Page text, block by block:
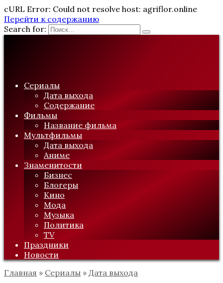
cURL Error: Could not resolve host: agriflor.online
Перейти к содержанию
Search for:
Сериалы
Дата выхода
Содержание
Фильмы
Название фильма
Мультфильмы
Дата выхода
Аниме
Знаменитости
Бизнес
Блогеры
Кино
Мода
Музыка
Политика
TV
Праздники
Новости
Главная » Сериалы » Дата выхода